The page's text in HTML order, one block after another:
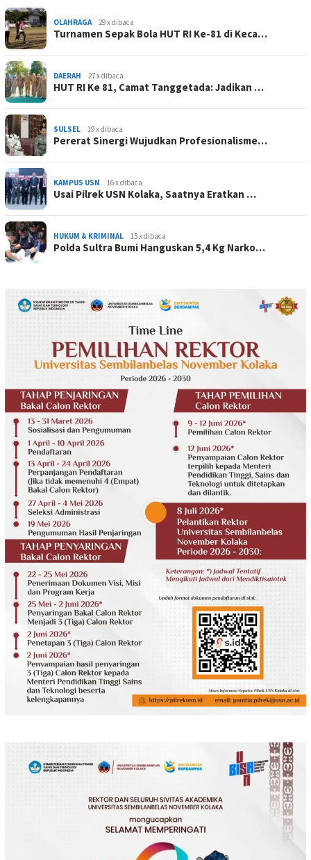
OLAHRAGA 29 x dibaca
Turnamen Sepak Bola HUT RI Ke-81 di Keca…
DAERAH 27 x dibaca
HUT RI Ke 81, Camat Tanggetada: Jadikan …
SULSEL 19 x dibaca
Pererat Sinergi Wujudkan Profesionalisme…
KAMPUS USN 16 x dibaca
Usai Pilrek USN Kolaka, Saatnya Eratkan …
HUKUM & KRIMINAL 15 x dibaca
Polda Sultra Bumi Hanguskan 5,4 Kg Narko…